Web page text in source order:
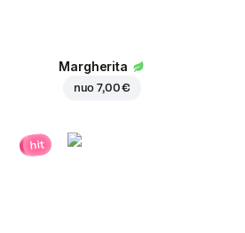
Margherita
nuo7,00 €
hit